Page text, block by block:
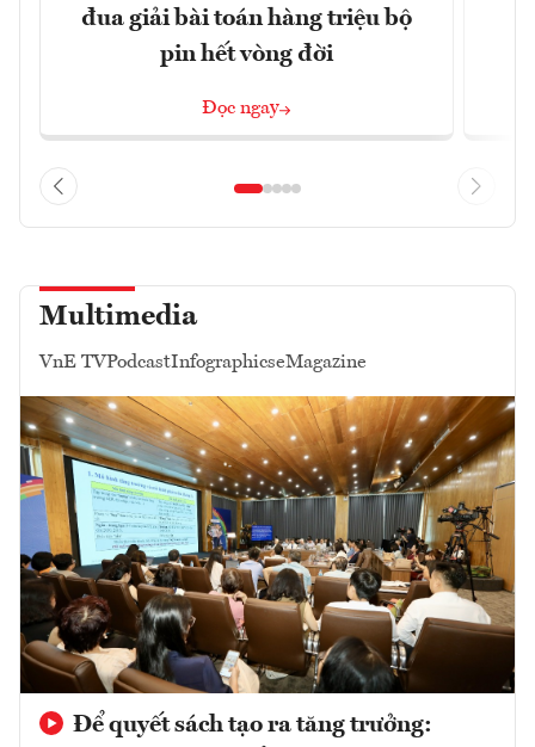
đua giải bài toán hàng triệu bộ
pin hết vòng đời
Đọc ngay
Multimedia
VnE TVPodcastInfographicseMagazine
Để quyết sách tạo ra tăng trưởng: